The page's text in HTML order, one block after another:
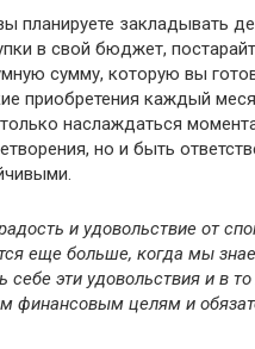
планируете закладывать
в свой бюджет,
сумму, которую вы
приобретения каждый
наслаждаться
но и быть
и удовольствие от
еще больше, когда мы
себе эти удовольствия и в
финансовым целям и